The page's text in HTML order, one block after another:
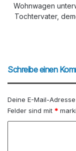
Wohnwagen
Tochtervater,
Schreibe einen
Deine E-Mail-
Felder sind mit *